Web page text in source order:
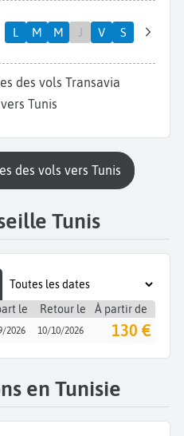
L M M J V S
Tunis
des vols vers Tunis
Tunis
le Retour le À partir de
2026 10/10/2026 130 €
en Tunisie